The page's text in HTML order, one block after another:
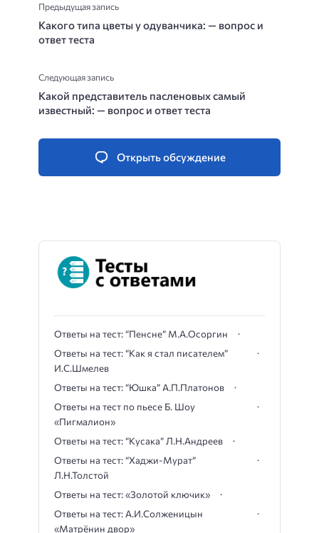
Предыдущая запись
Какого типа цветы у одуванчика: — вопрос и
ответ теста
Следующая запись
Какой представитель пасленовых самый
известный: — вопрос и ответ теста
Открыть обсуждение
Ответы на тест: “Пенсне” М.А.Осоргин
Ответы на тест: “Как я стал писателем”
И.С.Шмелев
Ответы на тест: “Юшка” А.П.Платонов
Ответы на тест по пьесе Б. Шоу
«Пигмалион»
Ответы на тест: “Кусака” Л.Н.Андреев
Ответы на тест: “Хаджи-Мурат”
Л.Н.Толстой
Ответы на тест: «Золотой ключик»
Ответы на тест: А.И.Солженицын
«Матрёнин двор»